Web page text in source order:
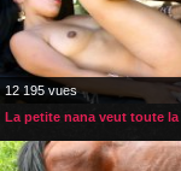
12 195 vues